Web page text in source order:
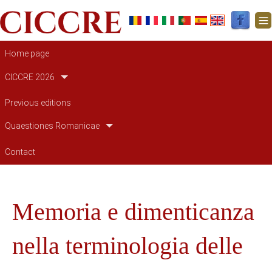
Main navigation
Home page
CICCRE 2026
Previous editions
Quaestiones Romanicae
Contact
Memoria e dimenticanza
nella terminologia delle